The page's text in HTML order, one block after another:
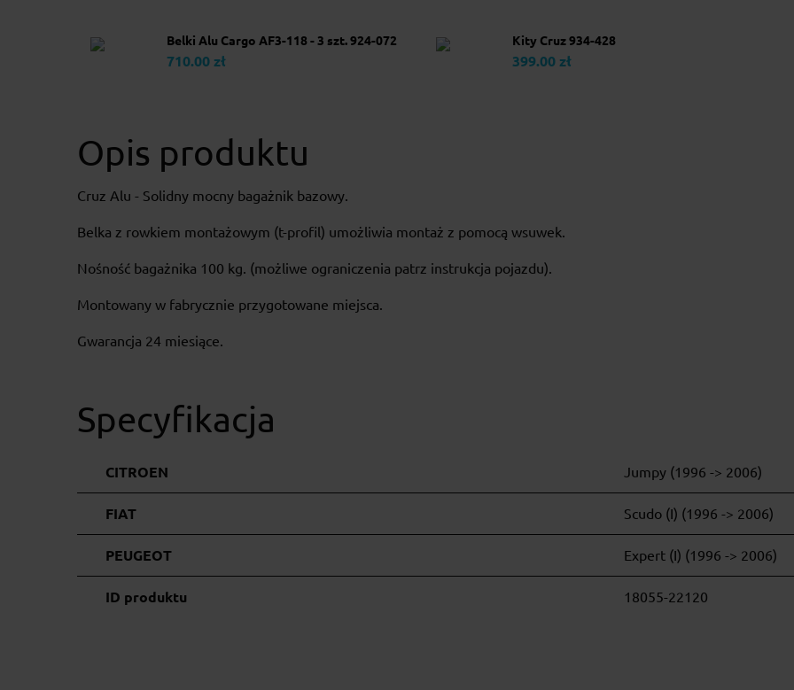
Belki Alu Cargo AF3-118 - 3 szt. 924-072
710.00 zł
Kity Cruz 934-428
399.00 zł
Opis produktu
Cruz Alu - Solidny mocny bagażnik bazowy.
Belka z rowkiem montażowym (t-profil) umożliwia montaż z pomocą wsuwek.
Nośność bagażnika 100 kg. (możliwe ograniczenia patrz instrukcja pojazdu).
Montowany w fabrycznie przygotowane miejsca.
Gwarancja 24 miesiące.
Specyfikacja
CITROEN Jumpy (1996 -> 2006)
FIAT Scudo (I) (1996 -> 2006)
PEUGEOT Expert (I) (1996 -> 2006)
ID produktu 18055-22120